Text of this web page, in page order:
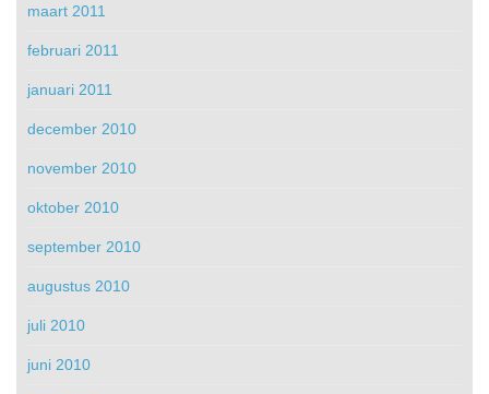
maart 2011
februari 2011
januari 2011
december 2010
november 2010
oktober 2010
september 2010
augustus 2010
juli 2010
juni 2010